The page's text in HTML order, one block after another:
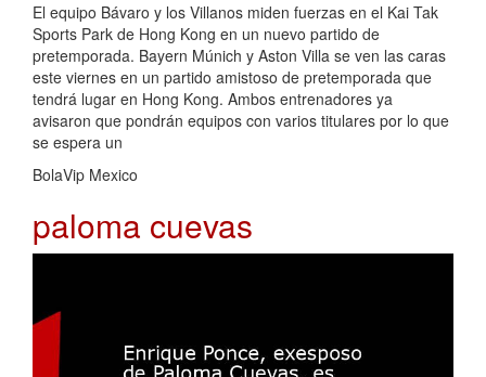
El equipo Bávaro y los Villanos miden fuerzas en el Kai Tak
Sports Park de Hong Kong en un nuevo partido de
pretemporada. Bayern Múnich y Aston Villa se ven las caras
este viernes en un partido amistoso de pretemporada que
tendrá lugar en Hong Kong. Ambos entrenadores ya
avisaron que pondrán equipos con varios titulares por lo que
se espera un
BolaVip Mexico
paloma cuevas